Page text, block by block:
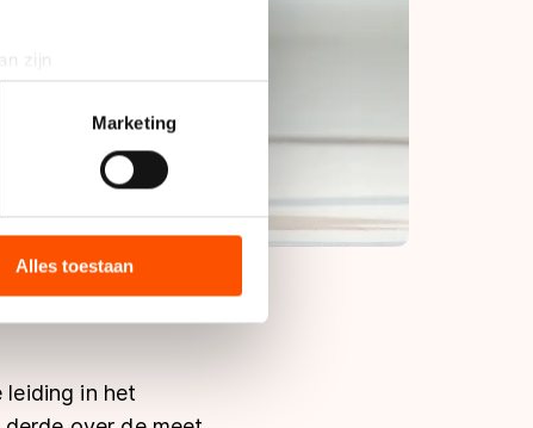
zijn
detailgedeeltein. U kunt uw
advertenties en
zij hebben verzameld via
de VS, waar mogelijk geen
in met deze overdracht.
Marketing
Alles toestaan
in het